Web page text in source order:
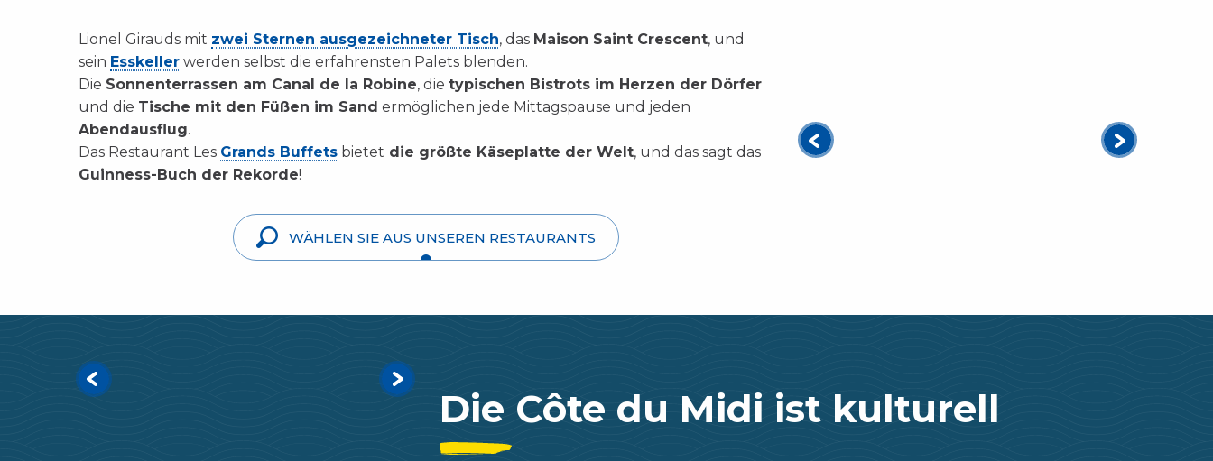
Lionel Girauds mit zwei Sternen ausgezeichneter Tisch, das Maison Saint Crescent, und
sein Esskeller werden selbst die erfahrensten Palets blenden.
Die Sonnenterrassen am Canal de la Robine, die typischen Bistrots im Herzen der Dörfer
und die Tische mit den Füßen im Sand ermöglichen jede Mittagspause und jeden
Abendausflug.
Das Restaurant Les Grands Buffets bietet die größte Käseplatte der Welt, und das sagt das
Guinness-Buch der Rekorde!
WÄHLEN SIE AUS UNSEREN RESTAURANTS
Die Côte du Midi ist kulturell